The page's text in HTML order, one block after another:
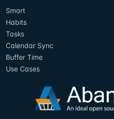
Smart
Habits
Tasks
Calendar Sync
Buffer Time
Use Cases